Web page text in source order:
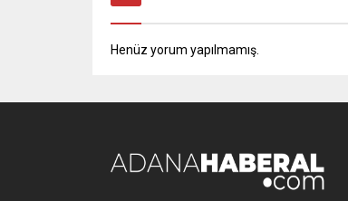
Henüz yorum yapılmamış.